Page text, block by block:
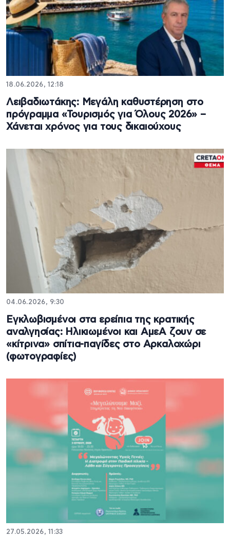
18.06.2026, 12:18
Λειβαδιωτάκης: Μεγάλη καθυστέρηση στο
πρόγραμμα «Τουρισμός για Όλους 2026» –
Χάνεται χρόνος για τους δικαιούχους
04.06.2026, 9:30
Εγκλωβισμένοι στα ερείπια της κρατικής
αναλγησίας: Ηλικιωμένοι και ΑμεΑ ζουν σε
«κίτρινα» σπίτια-παγίδες στο Αρκαλοχώρι
(φωτογραφίες)
27.05.2026, 11:33